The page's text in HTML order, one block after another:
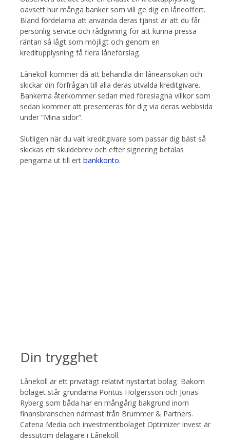
oavsett hur många banker som vill ge dig en låneoffert.
Bland fördelarna att använda deras tjänst är att du får
personlig service och rådgivning för att kunna pressa
räntan så lågt som möjligt och genom en
kreditupplysning få flera låneförslag.
Lånekoll kommer då att behandla din låneansökan och
skickar din förfrågan till alla deras utvalda kreditgivare.
Bankerna återkommer sedan med föreslagna villkor som
sedan kommer att presenteras för dig via deras webbsida
under “Mina sidor”.
Slutligen när du valt kreditgivare som passar dig bäst så
skickas ett skuldebrev och efter signering betalas
pengarna ut till ert bankkonto.
Din trygghet
Lånekoll är ett privatägt relativt nystartat bolag. Bakom
bolaget står grundarna Pontus Holgersson och Jonas
Ryberg som båda har en mångårig bakgrund inom
finansbranschen närmast från Brummer & Partners.
Catena Media och investmentbolaget Optimizer Invest är
dessutom delägare i Lånekoll.